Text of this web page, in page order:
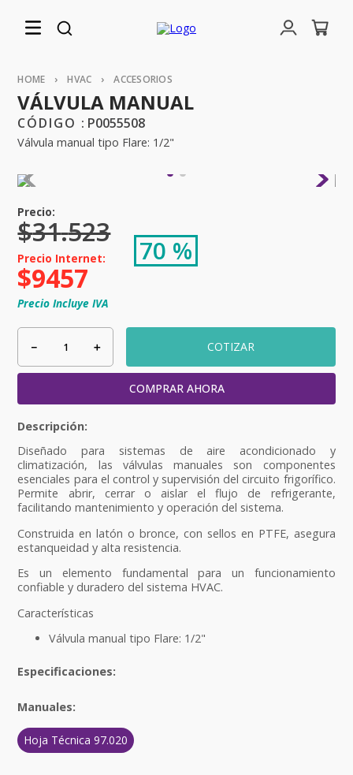
HVAC ACCESORIOS
VÁLVULA MANUAL
: P0055508
Válvula manual tipo Flare: 1/2"
$31.523
70 %
$9457
Precio Incluye IVA
＋
－ COTIZAR
COMPRAR AHORA
Diseñado para sistemas de aire acondicionado y
climatización, las válvulas manuales son componentes
esenciales para el control y supervisión del circuito frigorífico.
Permite abrir, cerrar o aislar el flujo de refrigerante,
facilitando mantenimiento y operación del sistema.
Construida en latón o bronce, con sellos en PTFE, asegura
estanqueidad y alta resistencia.
Es un elemento fundamental para un funcionamiento
confiable y duradero del sistema HVAC.
Características
Válvula manual tipo Flare: 1/2"
Especificaciones:
Manuales:
Hoja Técnica 97.020